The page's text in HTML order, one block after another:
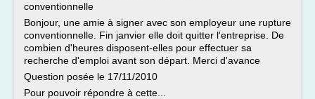
conventionnelle
Bonjour, une amie à signer avec son employeur une rupture
conventionnelle. Fin janvier elle doit quitter l'entreprise. De
combien d'heures disposent-elles pour effectuer sa
recherche d'emploi avant son départ. Merci d'avance
Question posée le 17/11/2010
Pour pouvoir répondre à cette...